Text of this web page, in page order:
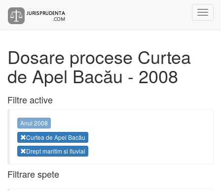
Dosare procese Curtea
de Apel Bacău - 2008
Filtre active
Anul 2008
Curtea de Apel Bacău
Drept maritim si fluvial
Filtrare spete